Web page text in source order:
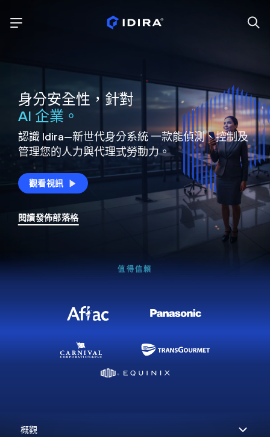
身分安全性，針對
AI 企業。
認識 Idira—新世代身分系統一款能偵測、控制及
管理您的人力與代理式勞動力。
觀看視訊
閱讀發佈部落格
值得信賴